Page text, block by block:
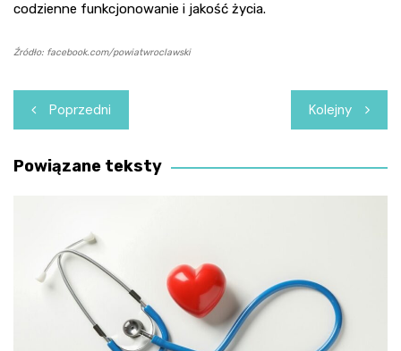
codzienne funkcjonowanie i jakość życia.
Źródło: facebook.com/powiatwroclawski
Nawigacja
wpisu
Poprzedni Kolejny
Powiązane teksty